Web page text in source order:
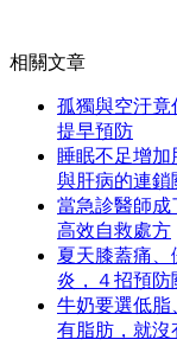
相關文章
孤獨與空汙竟
提早預防
睡眠不足增
與肝病的連鎖
當急診醫師成
高效自救處方
夏天膝蓋痛
炎，４招預防
牛奶要選低脂
有脂肪，就沒